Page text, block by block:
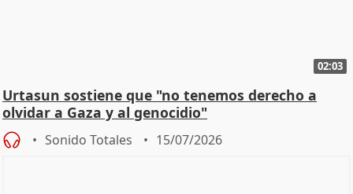
02:03
Urtasun sostiene que "no tenemos derecho a
olvidar a Gaza y al genocidio"
Sonido Totales 15/07/2026